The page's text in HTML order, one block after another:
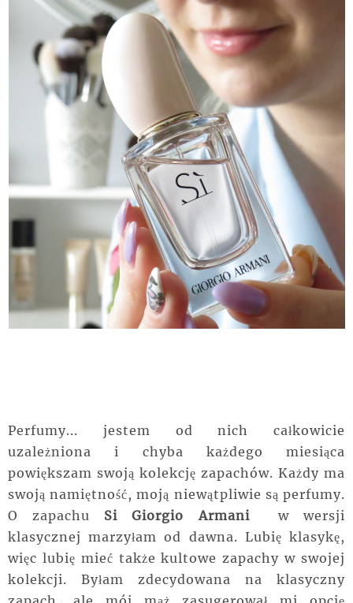
Perfumy... jestem od nich całkowicie
uzależniona i chyba każdego miesiąca
powiększam swoją kolekcję zapachów. Każdy ma
swoją namiętność, moją niewątpliwie są perfumy.
O zapachu Si Giorgio Armaniw wersji
klasycznej marzyłam od dawna. Lubię klasykę,
więc lubię mieć także kultowe zapachy w swojej
kolekcji. Byłam zdecydowana na klasyczny